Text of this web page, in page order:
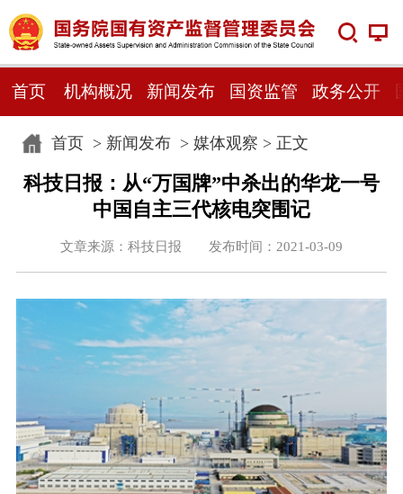
首页 机构概况 新闻发布 国资监管 政务公开
首页> 新闻发布> 媒体观察 > 正文
科技日报：从“万国牌”中杀出的华龙一号
中国自主三代核电突围记
文章来源：科技日报 发布时间：2021-03-09